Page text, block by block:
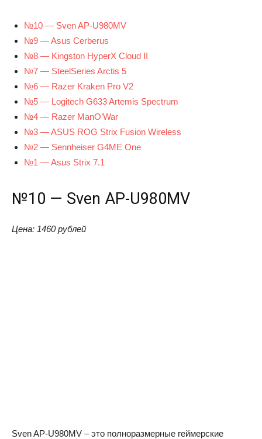
№10 — Sven AP-U980MV
№9 — Asus Cerberus
№8 — Kingston HyperX Cloud II
№7 — SteelSeries Arctis 5
№6 — Razer Kraken Pro V2
№5 — Logitech G633 Artemis Spectrum
№4 — Razer ManO’War
№3 — ASUS ROG Strix Fusion Wireless
№2 — Sennheiser G4ME One
№1 — Asus Strix 7.1
№10 — Sven AP-U980MV
Цена: 1460 рублей
Sven AP-U980MV – это полноразмерные геймерские